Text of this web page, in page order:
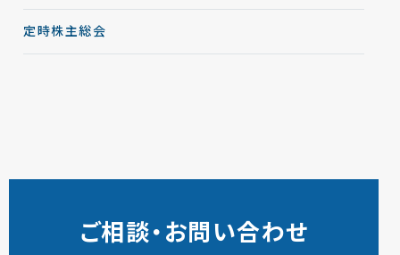
定時株主総会
ご相談・お問い合わせ